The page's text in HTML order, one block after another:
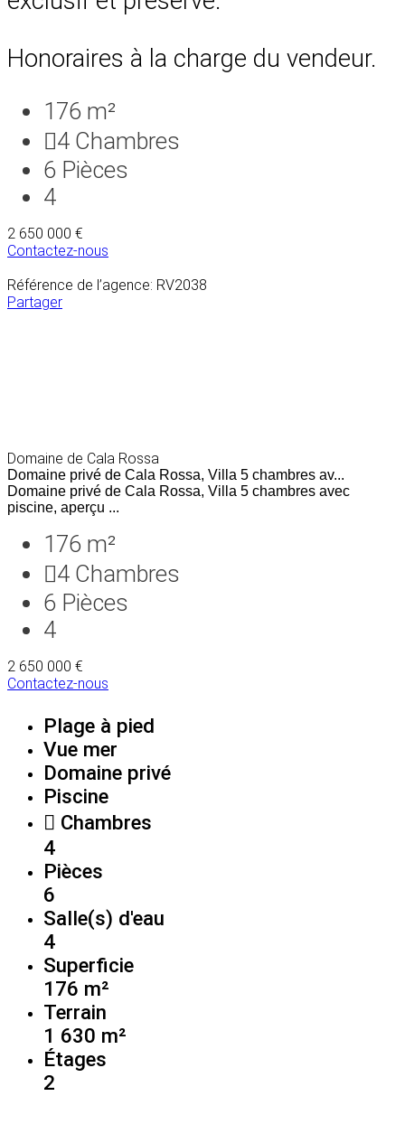
Honoraires à la charge du vendeur.
176 m²
4 Chambres
6 Pièces
4
2 650 000 €
Contactez-nous
Référence de l’agence: RV2038
Partager
Domaine de Cala Rossa
Domaine privé de Cala Rossa, Villa 5 chambres av...
Domaine privé de Cala Rossa, Villa 5 chambres avec
piscine, aperçu ...
176 m²
4 Chambres
6 Pièces
4
2 650 000 €
Contactez-nous
Plage à pied
Vue mer
Domaine privé
Piscine
Chambres
4
Pièces
6
Salle(s) d'eau
4
Superficie
176 m²
Terrain
1 630 m²
Étages
2